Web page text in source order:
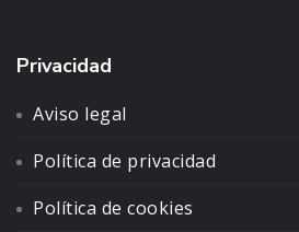
Privacidad
Aviso legal
Política de privacidad
Política de cookies